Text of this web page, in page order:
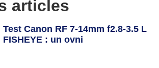
articles
Test Canon RF 7-14mm f2.8-3.5 L
FISHEYE : un ovni